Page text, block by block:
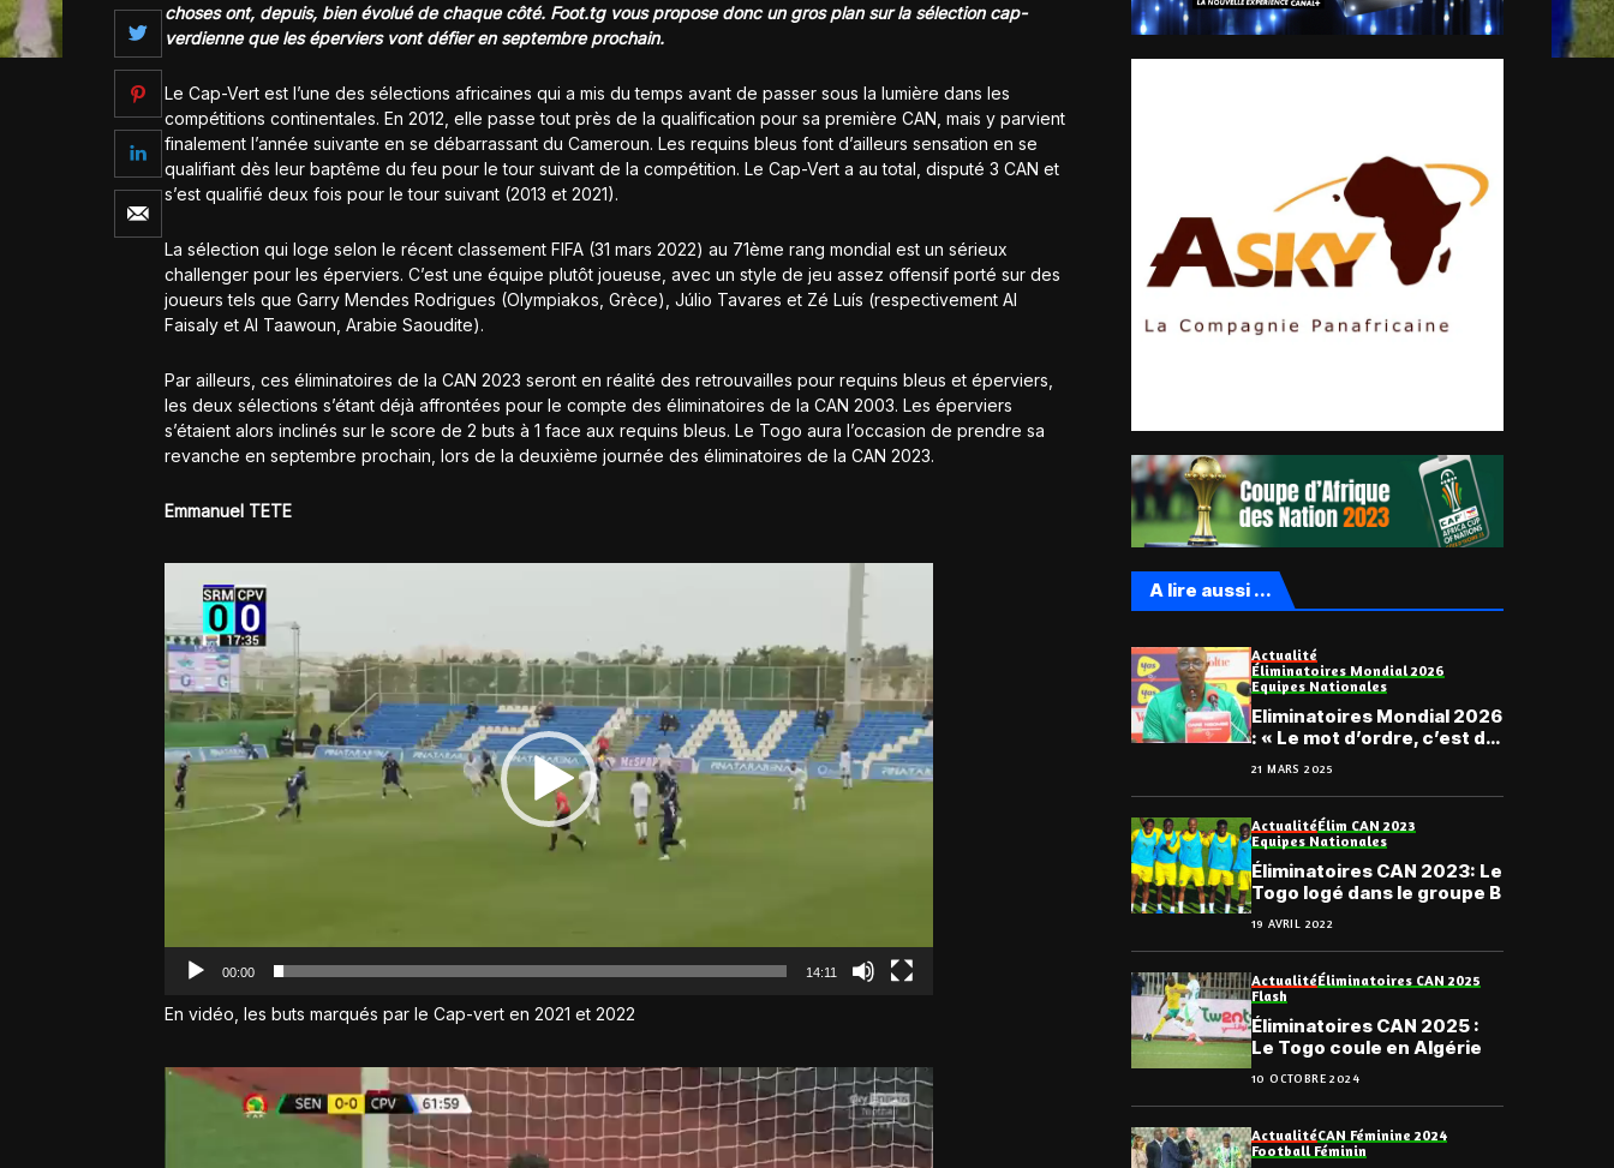
choses ont, depuis, bien évolué de chaque côté. Foot.tg vous propose donc un gros plan sur la sélection cap-
verdienne que les éperviers vont défier en septembre prochain.
Le Cap-Vert est l’une des sélections africaines qui a mis du temps avant de passer sous la lumière dans les
compétitions continentales. En 2012, elle passe tout près de la qualification pour sa première CAN, mais y parvient
finalement l’année suivante en se débarrassant du Cameroun. Les requins bleus font d’ailleurs sensation en se
qualifiant dès leur baptême du feu pour le tour suivant de la compétition. Le Cap-Vert a au total, disputé 3 CAN et
s’est qualifié deux fois pour le tour suivant (2013 et 2021).
La sélection qui loge selon le récent classement FIFA (31 mars 2022) au 71ème rang mondial est un sérieux
challenger pour les éperviers. C’est une équipe plutôt joueuse, avec un style de jeu assez offensif porté sur des
joueurs tels que Garry Mendes Rodrigues (Olympiakos, Grèce), Júlio Tavares et Zé Luís (respectivement Al
Faisaly et Al Taawoun, Arabie Saoudite).
Par ailleurs, ces éliminatoires de la CAN 2023 seront en réalité des retrouvailles pour requins bleus et éperviers,
les deux sélections s’étant déjà affrontées pour le compte des éliminatoires de la CAN 2003. Les éperviers
s’étaient alors inclinés sur le score de 2 buts à 1 face aux requins bleus. Le Togo aura l’occasion de prendre sa
revanche en septembre prochain, lors de la deuxième journée des éliminatoires de la CAN 2023.
Emmanuel TETE
vidéo
00:00 14:11
En vidéo, les buts marqués par le Cap-vert en 2021 et 2022
Lecteur
A lire aussi ...
Actualité
Éliminatoires Mondial 2026
Equipes Nationales
Eliminatoires Mondial 2026
: « Le mot d’ordre, c’est de
tout faire pour gagner… »,
Nibombé Daré
21 MARS 2025
ActualitéÉlim CAN 2023
Equipes Nationales
Éliminatoires CAN 2023: Le
Togo logé dans le groupe B
19 AVRIL 2022
ActualitéÉliminatoires CAN 2025
Flash
Éliminatoires CAN 2025 :
Le Togo coule en Algérie
10 OCTOBRE 2024
ActualitéCAN Féminine 2024
Football Féminin